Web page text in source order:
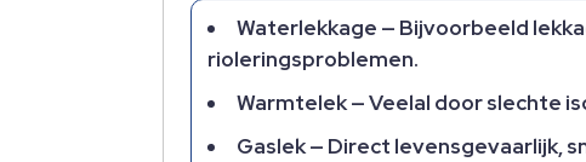
Waterlekkage — Bijvoorbeeld
rioleringsproblemen.​
Warmtelek — Veelal door slechte
Gaslek — Direct levensgevaarlijk,